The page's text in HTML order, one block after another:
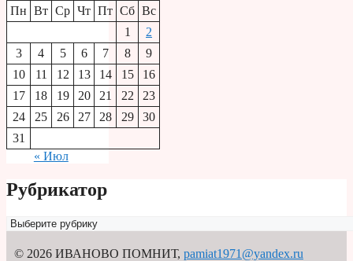
Пн Вт Ср Чт Пт Сб Вс
1
2
3
4 5 6 7 8
9
10
11 12 13 14 15
16
17
18 19 20 21 22
23
24
25 26 27 28 29
30
31
« Июл
Рубрикатор
Рубрикатор
© 2026 ИВАНОВО ПОМНИТ, pamiat1971@yandex.ru